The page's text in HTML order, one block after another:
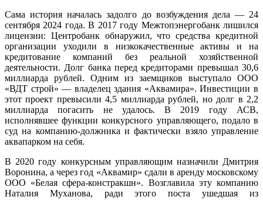
Сама история началась задолго до возбуждения дела — 24
сентября 2024 года. В 2017 году Межтопэнергобанк лишился
лицензии: Центробанк обнаружил, что средства кредитной
организации уходили в низкокачественные активы и на
кредитование компаний без реальной хозяйственной
деятельности. Долг банка перед кредиторами превышал 30,6
миллиарда рублей. Одним из заемщиков выступало ООО
«ВДТ строй» — владелец здания «Аквамира». Инвестиции в
этот проект превысили 4,5 миллиарда рублей, но долг в 2,2
миллиарда погасить не удалось. В 2019 году АСВ,
исполнявшее функции конкурсного управляющего, подало в
суд на компанию-должника и фактически взяло управление
аквапарком на себя.
В 2020 году конкурсным управляющим назначили Дмитрия
Воронина, а через год «Аквамир» сдали в аренду московскому
ООО «Белая сфера-констракшн». Возглавила эту компанию
Наталия Муханова, ради этого поста ушедшая из